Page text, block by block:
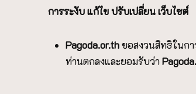
การระงับ แก้ไข ปรับเปลี่ยน เว็บไซต์
Pagoda.or.thขอสงวนสิทธิในก
ท่านตกลงและยอมรับว่าP